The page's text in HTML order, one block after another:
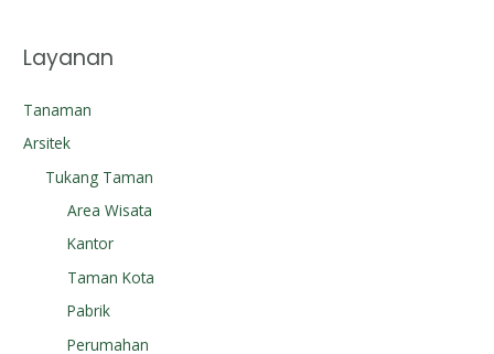
Layanan
Tanaman
Arsitek
Tukang Taman
Area Wisata
Kantor
Taman Kota
Pabrik
Perumahan